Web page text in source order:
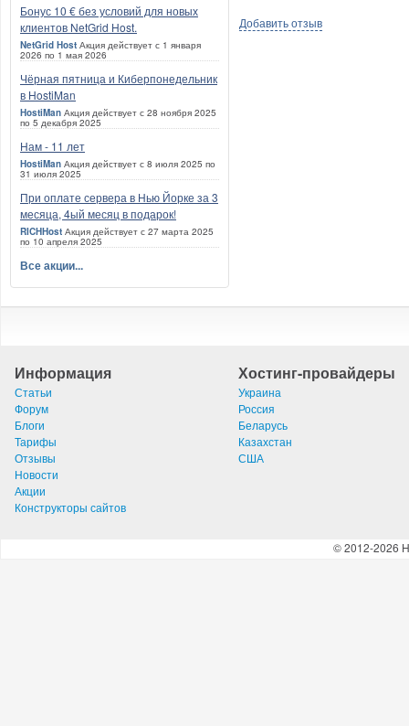
Бонус 10 € без условий для новых
клиентов NetGrid Host.
NetGrid Host Акция действует с 1 января
2026 по 1 мая 2026
Чёрная пятница и Киберпонедельник
в HostiMan
HostiMan Акция действует с 28 ноября 2025
по 5 декабря 2025
Нам - 11 лет
HostiMan Акция действует с 8 июля 2025 по
31 июля 2025
При оплате сервера в Нью Йорке за 3
месяца, 4ый месяц в подарок!
RICHHost Акция действует с 27 марта 2025
по 10 апреля 2025
Все акции...
Добавить отзыв
Информация
Статьи
Форум
Блоги
Тарифы
Отзывы
Новости
Акции
Конструкторы сайтов
Хостинг-провайдеры
Украина
Россия
Беларусь
Казахстан
США
© 2012-2026